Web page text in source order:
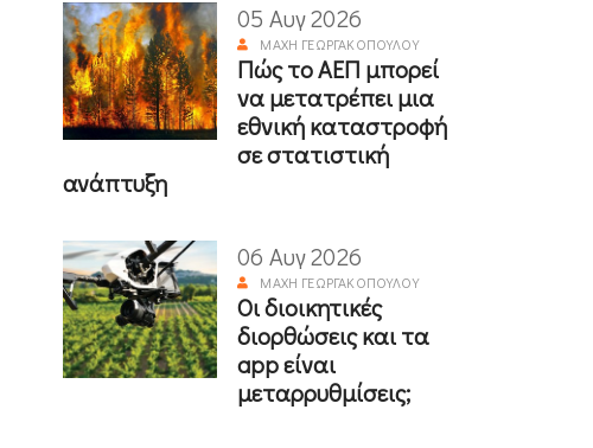
05 Αυγ 2026
ΜΆΧΗ ΓΕΩΡΓΑΚΟΠΟΎΛΟΥ
Πώς το ΑΕΠ μπορεί
να μετατρέπει μια
εθνική καταστροφή
σε στατιστική
ανάπτυξη
06 Αυγ 2026
ΜΆΧΗ ΓΕΩΡΓΑΚΟΠΟΎΛΟΥ
Οι διοικητικές
διορθώσεις και τα
app είναι
μεταρρυθμίσεις;